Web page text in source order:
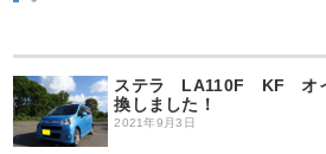
ステラ LA110F KF オイ
換しました！
2021年9月3日